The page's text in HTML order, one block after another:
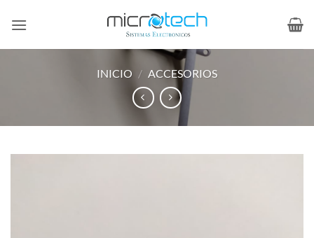
INICIO / ACCESORIOS